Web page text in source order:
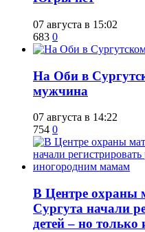
07 августа в 15:02
683 0
​На Оби в
мужчина
07 августа в 14:22
754 0
​В Центре охраны
Сургута начали
детей – но